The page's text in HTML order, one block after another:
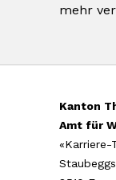
mehr
Kanton
Amt für
«Karriere-